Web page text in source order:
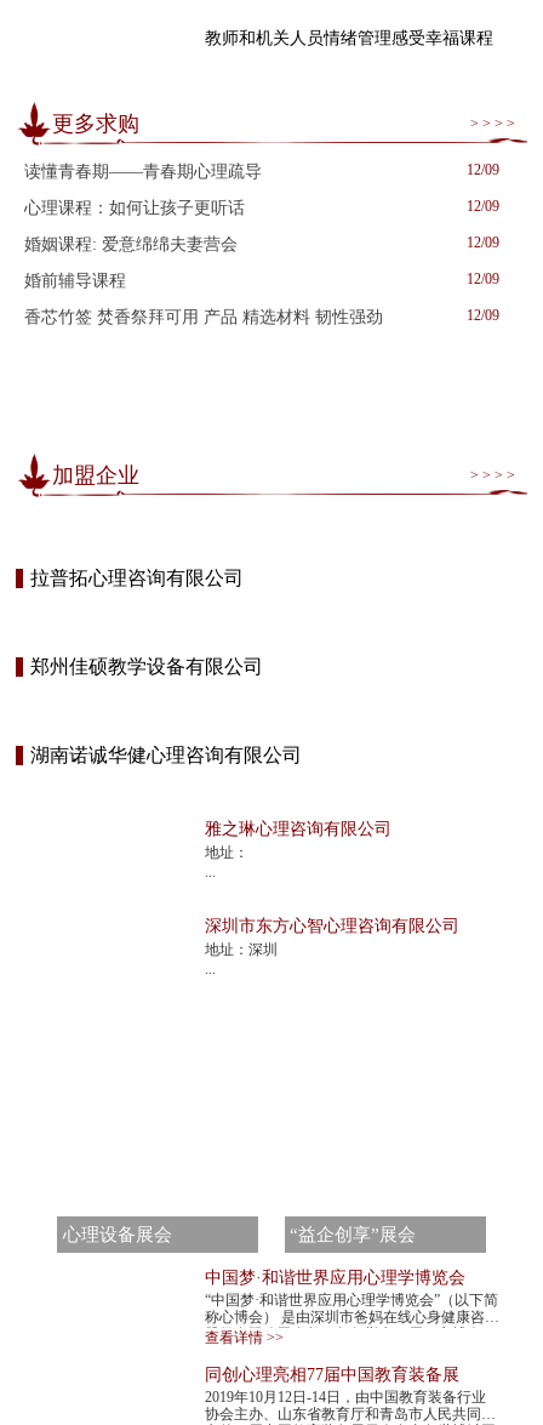
教师和机关人员情绪管理感受幸福课程
更多求购 > > > >
读懂青春期——青春期心理疏导 12/09
心理课程：如何让孩子更听话 12/09
婚姻课程: 爱意绵绵夫妻营会 12/09
婚前辅导课程 12/09
香芯竹签 焚香祭拜可用 产品 精选材料 韧性强劲 12/09
加盟企业 > > > >
拉普拓心理咨询有限公司
郑州佳硕教学设备有限公司
湖南诺诚华健心理咨询有限公司
雅之琳心理咨询有限公司
地址：
深圳市东方心智心理咨询有限公司
地址：深圳
心理设备展会 “益企创享”展会
中国梦·和谐世界应用心理学博览会
“中国梦·和谐世界应用心理学博览会”（以下简
称心博会） 是由深圳市爸妈在线心身健康咨询
股份有限公司发起，每年举办一届。心博会，
不仅是世界民间组织主办的心理学最高级...
查看详情 >>
同创心理亮相77届中国教育装备展
2019年10月12日-14日，由中国教育装备行业
协会主办、山东省教育厅和青岛市人民共同承